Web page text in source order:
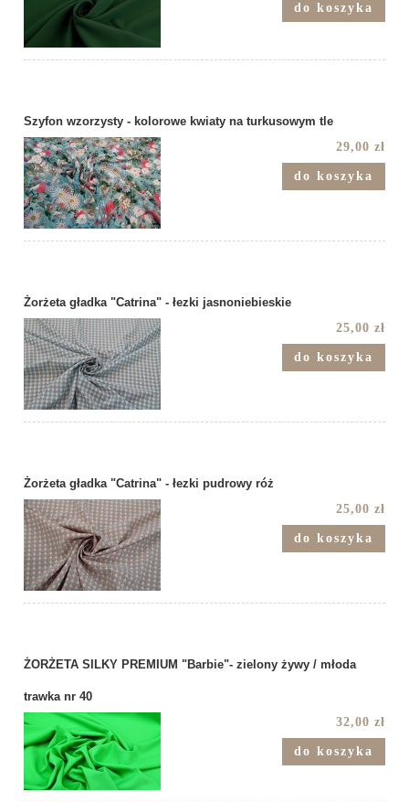
do koszyka
Szyfon wzorzysty - kolorowe kwiaty na turkusowym tle
29,00 zł
do koszyka
Żorżeta gładka "Catrina" - łezki jasnoniebieskie
25,00 zł
do koszyka
Żorżeta gładka "Catrina" - łezki pudrowy róż
25,00 zł
do koszyka
ŻORŻETA SILKY PREMIUM "Barbie"- zielony żywy / młoda
trawka nr 40
32,00 zł
do koszyka